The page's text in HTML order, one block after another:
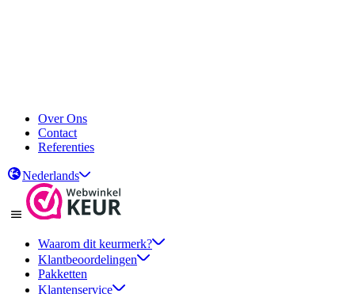
Over Ons
Contact
Referenties
Nederlands
Waarom dit keurmerk?
Klantbeoordelingen
Pakketten
Klantenservice